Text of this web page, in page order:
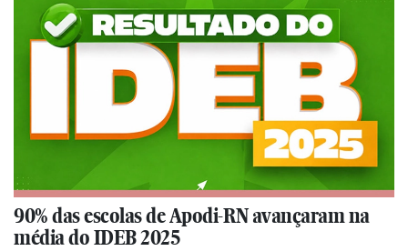
90% das escolas de Apodi-RN avançaram na
média do IDEB 2025